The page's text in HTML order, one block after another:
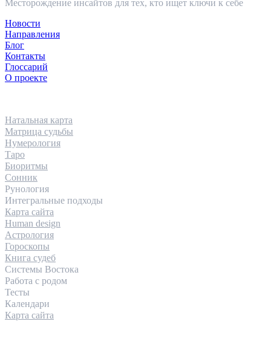
Месторождение инсайтов для тех, кто ищет ключи к себе
Новости
Направления
Блог
Контакты
Глоссарий
О проекте
Натальная карта
Матрица судьбы
Нумерология
Таро
Биоритмы
Сонник
Рунология
Интегральные подходы
Карта сайта
Human design
Астрология
Гороскопы
Книга судеб
Системы Востока
Работа с родом
Тесты
Календари
Карта сайта